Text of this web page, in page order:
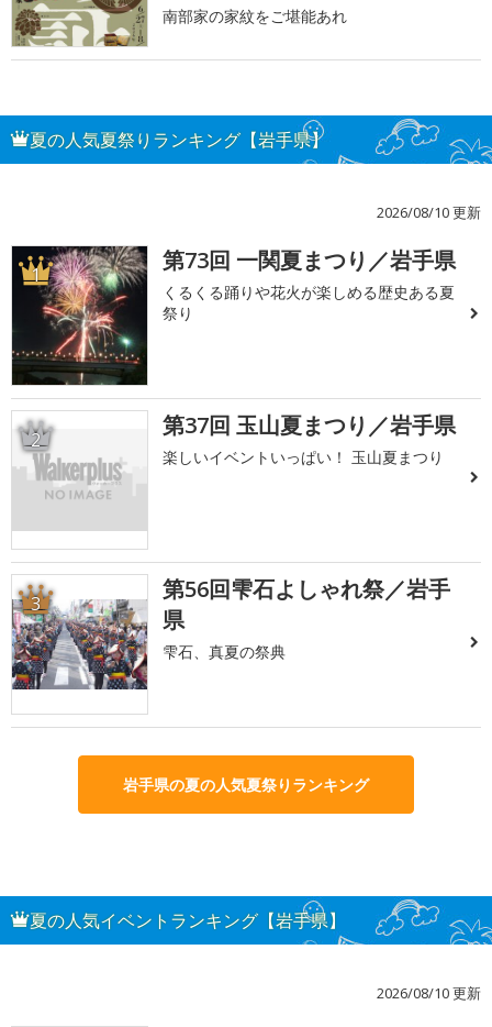
南部家の家紋をご堪能あれ
夏の人気夏祭りランキング【岩手県】
2026/08/10 更新
1 第73回 一関夏まつり／岩手県
くるくる踊りや花火が楽しめる歴史ある夏
祭り
2 第37回 玉山夏まつり／岩手県
楽しいイベントいっぱい！ 玉山夏まつり
3
第56回雫石よしゃれ祭／岩手
県
雫石、真夏の祭典
岩手県の夏の人気夏祭りランキング
夏の人気イベントランキング【岩手県】
2026/08/10 更新